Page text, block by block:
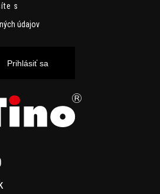
s
údajov
Prihlásiť sa